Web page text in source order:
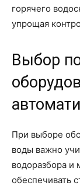
горячего
упрощая
Выбор
При выборе
воды важно
водоразбора
обеспечивать